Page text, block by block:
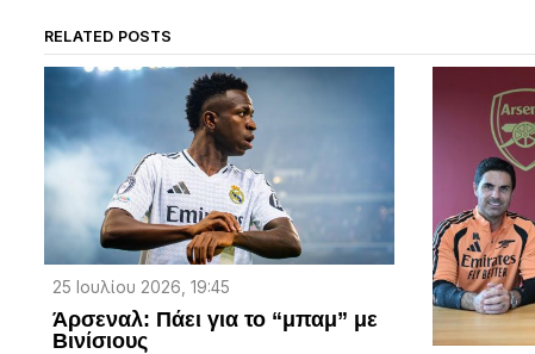
RELATED POSTS
25 Ιουλίου 2026, 19:45
Άρσεναλ: Πάει για το “μπαμ” με
Βινίσιους